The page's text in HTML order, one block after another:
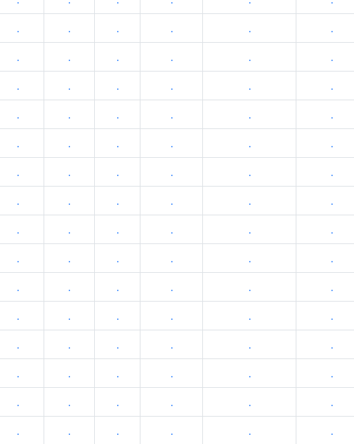
. . . . . .
. . . . . .
. . . . . .
. . . . . .
. . . . . .
. . . . . .
. . . . . .
. . . . . .
. . . . . .
. . . . . .
. . . . . .
. . . . . .
. . . . . .
. . . . . .
. . . . . .